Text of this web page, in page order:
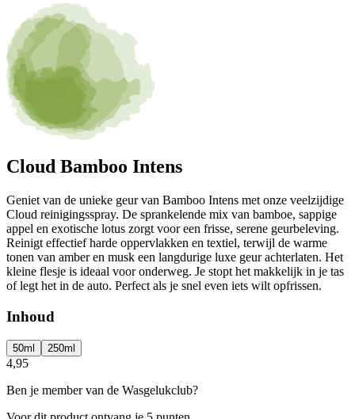
Cloud Bamboo Intens
Geniet van de unieke geur van Bamboo Intens met onze veelzijdige
Cloud reinigingsspray. De sprankelende mix van bamboe, sappige
appel en exotische lotus zorgt voor een frisse, serene geurbeleving.
Reinigt effectief harde oppervlakken en textiel, terwijl de warme
tonen van amber en musk een langdurige luxe geur achterlaten. Het
kleine flesje is ideaal voor onderweg. Je stopt het makkelijk in je tas
of legt het in de auto. Perfect als je snel even iets wilt opfrissen.
Inhoud
50ml 250ml
4,95
Ben je member van de Wasgelukclub?